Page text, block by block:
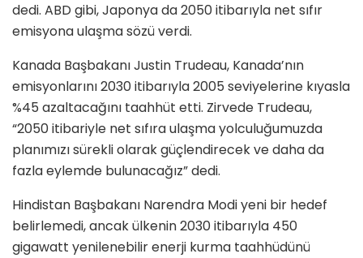
dedi. ABD gibi, Japonya da 2050 itibarıyla net sıfır
emisyona ulaşma sözü verdi.
Kanada Başbakanı Justin Trudeau, Kanada’nın
emisyonlarını 2030 itibarıyla 2005 seviyelerine kıyasla
%45 azaltacağını taahhüt etti. Zirvede Trudeau,
“2050 itibariyle net sıfıra ulaşma yolculuğumuzda
planımızı sürekli olarak güçlendirecek ve daha da
fazla eylemde bulunacağız” dedi.
Hindistan Başbakanı Narendra Modi yeni bir hedef
belirlemedi, ancak ülkenin 2030 itibarıyla 450
gigawatt yenilenebilir enerji kurma taahhüdünü